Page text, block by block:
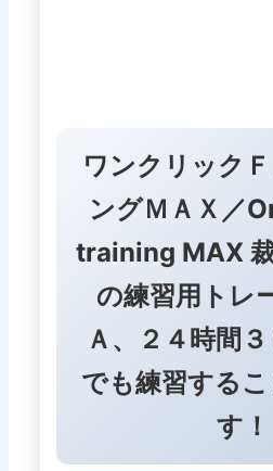
ワンクリック
ングＭＡＸ／
training MAX
の練習用トレ
Ａ、２４時間
でも練習する
す！